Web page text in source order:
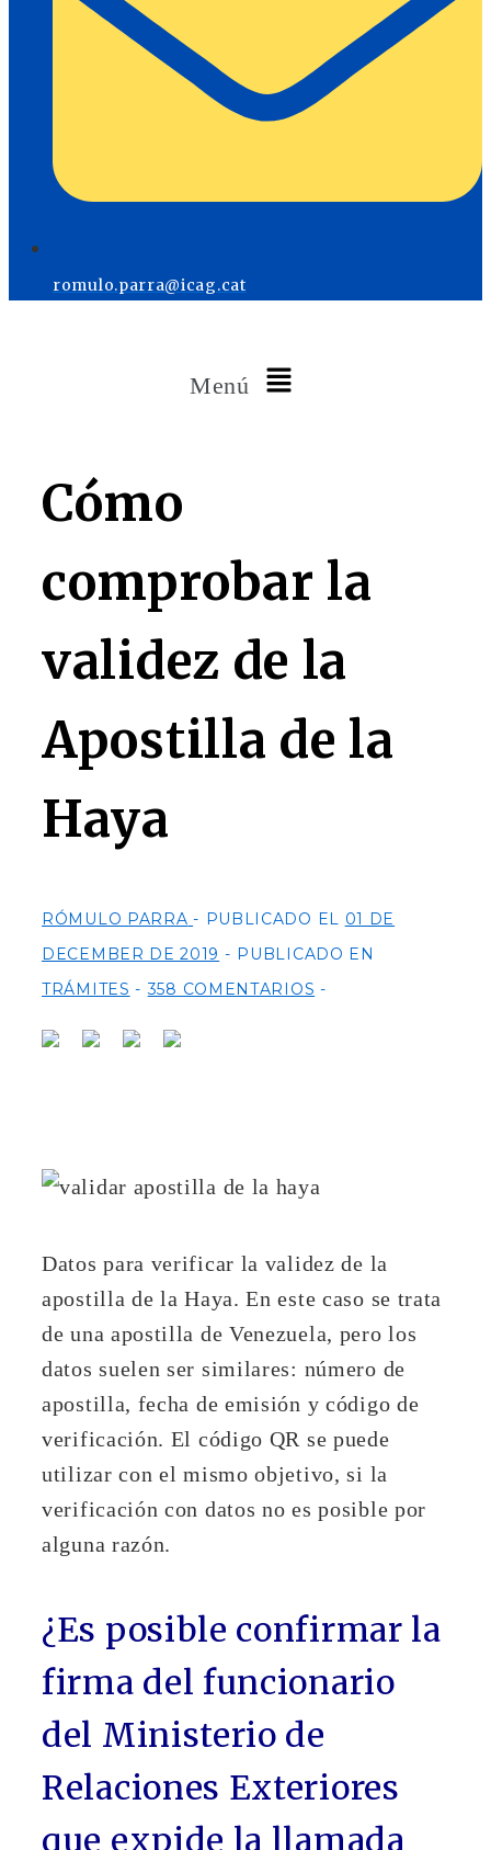
romulo.parra@icag.cat
Menú
Cómo
comprobar la
validez de la
Apostilla de la
Haya
RÓMULO PARRA PUBLICADO EL 01 DE
DECEMBER DE 2019
PUBLICADO EN
TRÁMITES
358 COMENTARIOS
Datos para verificar la validez de la
apostilla de la Haya. En este caso se trata
de una apostilla de Venezuela, pero los
datos suelen ser similares: número de
apostilla, fecha de emisión y código de
verificación. El código QR se puede
utilizar con el mismo objetivo, si la
verificación con datos no es posible por
alguna razón.
¿Es posible confirmar la
firma del funcionario
del Ministerio de
Relaciones Exteriores
que expide la llamada